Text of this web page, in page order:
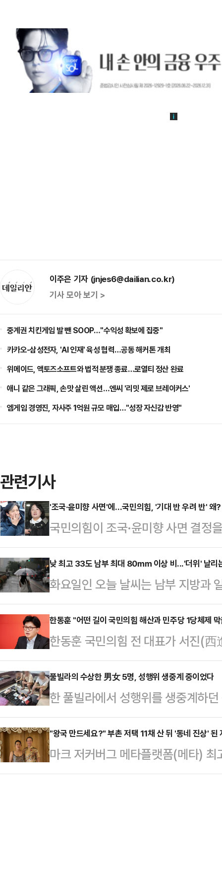
이주은 기자 (jnjes6@dailian.co.kr)
기사 모아 보기 >
중계권 치킨게임 발 뺀 SOOP…"수익성 확보에 집중"
카카오-삼성전자, 'AI 인재' 육성 협력…공동 해커톤 개최
위메이드, 액토즈소프트와 법적 분쟁 종료…로열티 정산 완료
애니 같은 그래픽, 손맛 살린 액션…엔씨 '리밋 제로 브레이커스'
엠게임 경영진, 자사주 1억원 규모 매입…"성장 자신감 반영"
관련기사
'조국·윤미향 사면'에…국민의힘, '기대 반 우려 반' 왜?
국민의힘이 조국·윤미향 사면 결정
펼치고 있다. 국민 눈높이에 맞지
통령이 국론 분열을 초래했다는 이
이 대통령의 지지율이 떨어지는 등
감지된다. 하지만 유튜버 전한길 씨
우위를 점하기 어려울 것이란 우려
문제부터 빨리 풀어야 한다는 목소
국무회의를 열어 …
낮 최고 33도 남부 최대 80㎜ 이상 비...'더위' 날리
화요일인 오늘 날씨는 남부 지방과
어지겠다.기상청은 "정체전선의 영
원 중남부와 충청권에 비가 오는 곳
가 내리는 곳이 있겠다"고 예보했
은 곳 전남 남해안 80mm 이상),
산·경남 20~60mm(많은 곳 경남
5~40mm, 제주 10~60mm, 강원
5mm …
한동훈 "어떤 길이 국민의힘 해산과 민주당 1당체제
한동훈 국민의힘 전 대표가 서진(
호남에서 보수정치를 하는 이유가
하기 위한 것임을 강조하며 "어떤
막을 수 있는 길인지 선택해야 한다
주광역시의 한 호텔에서 열린 김화
남의 보수정치인들이 어려움 속에
선을 견제하겠다는 의지를 보여주
문"이라고 강조했다.한 전 …
풀빌라의 수상한 男女 5명, 성행위 생중계 중이었다
한 풀빌라에서 성행위를 생중계하
체포됐다.지난 7일(현지시간) 태국
국 이민청은 6일 경찰이 파타야의
오스 여성 2명을 체포했다고 밝혔
추적한 후 현장을 덮쳐 라이브 방송
"왕국 만드세요?" 부촌 저택 11채 산 뒤 '동네 진상' 된
마크 저커버그 메타플랫폼(메타)
이웃들에게 민폐를 끼치고 있다는